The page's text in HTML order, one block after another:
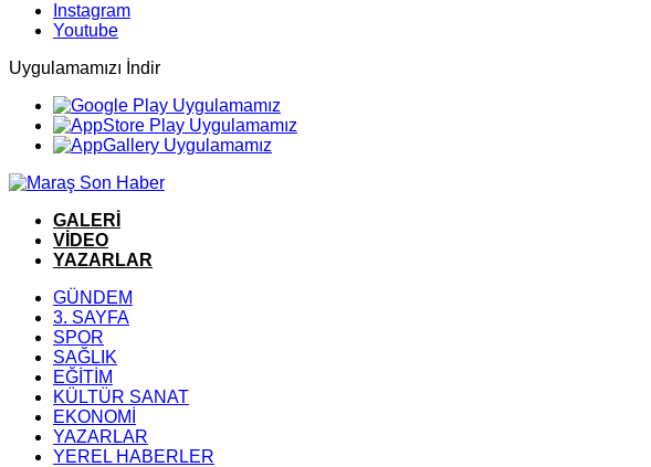
Instagram
Youtube
Uygulamamızı İndir
GALERİ
VİDEO
YAZARLAR
GÜNDEM
3. SAYFA
SPOR
SAĞLIK
EĞİTİM
KÜLTÜR SANAT
EKONOMİ
YAZARLAR
YEREL HABERLER